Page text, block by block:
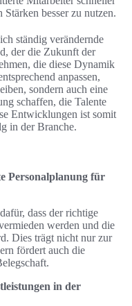
besser zu nutzen.
ständig verändernde
der die Zukunft der
die diese Dynamik
anpassen,
sondern auch eine
schaffen, die Talente
Entwicklungen ist somit
in der Branche.
Personalplanung für
dass der richtige
werden und die
Dies trägt nicht nur zur
fördert auch die
in der